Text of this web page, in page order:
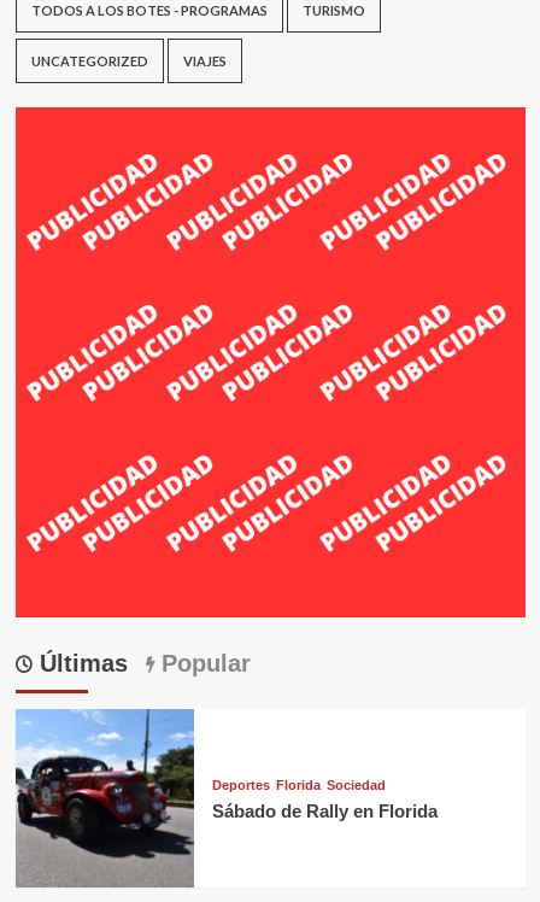
TODOS A LOS BOTES - PROGRAMAS TURISMO
UNCATEGORIZED VIAJES
Últimas Popular
Deportes Florida Sociedad
Sábado de Rally en Florida